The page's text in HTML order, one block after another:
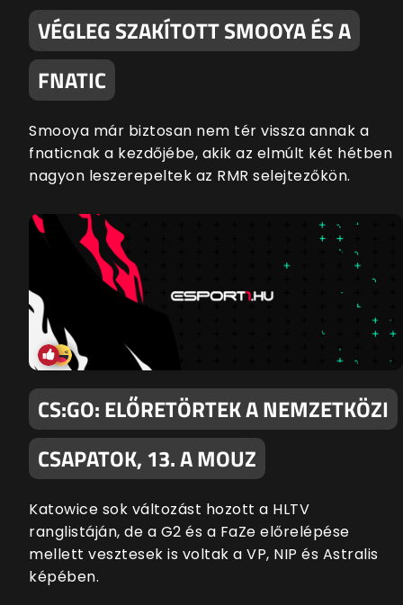
VÉGLEG SZAKÍTOTT SMOOYA ÉS A
FNATIC
Smooya már biztosan nem tér vissza annak a
fnaticnak a kezdőjébe, akik az elmúlt két hétben
nagyon leszerepeltek az RMR selejtezőkön.
CS:GO: ELŐRETÖRTEK A NEMZETKÖZI
CSAPATOK, 13. A MOUZ
Katowice sok változást hozott a HLTV
ranglistáján, de a G2 és a FaZe előrelépése
mellett vesztesek is voltak a VP, NIP és Astralis
képében.